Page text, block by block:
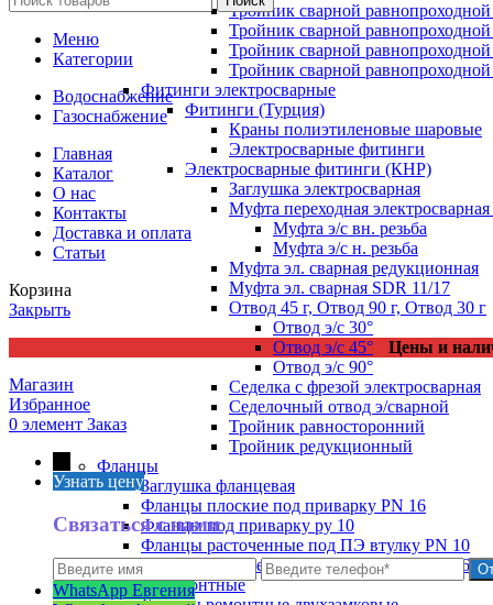
Тройник сварной равнопроходной
Тройник сварной
Тройник сварной
Тройник сварной равнопроходной
Фитинги электросварные
Фитинги (Турция)
Краны полиэтиленовые шаровые
Электросварные фитинги
Электросварные фитинги (КНР)
Заглушка электросварная
Муфта переходная
Муфта э/с вн. резьба
Муфта э/с н. резьба
Муфта эл. cварная редукционная
Муфта эл. сварная SDR 11/17
Отвод 45 г, Отвод 90 г, Отвод 30 г
Отвод э/с 30°
Отвод э/с 45°
Отвод э/с 90°
Седелка с фрезой электросварная
Седелочный отвод э/сварной
Тройник равносторонний
Тройник редукционный
Фланцы
Заглушка фланцевая
Фланцы плоские под приварку PN 16
Фланцы под приварку ру 10
Фланцы расточенные под ПЭ втулку PN 10
Фланцы расточенные под ПЭ втулку PN 16
Хомуты ремонтные
Меню
Категории
Водоснабжение
Газоснабжение
Главная
Каталог
О нас
Контакты
Доставка и оплата
Статьи
Корзина
Закрыть
Цены и
Магазин
Избранное
0 элемент Заказ
Узнать цену
Связаться с нами
WhatsApp Евгения